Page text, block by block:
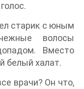
старик с юным
волосы
Вместо
белый халат.
врачи? Он что,